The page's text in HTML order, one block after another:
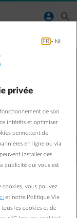
normal-account-circle search
minimum
FR - NL
privée
de son
intérêts et optimiser
permettent de
en ligne ou via
installer des
publicité qui vous est
cookies, vous pouvez
et notre Politique Vie
tous les cookies et de